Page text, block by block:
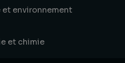
et environnement
et chimie